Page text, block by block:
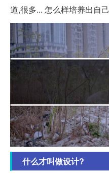
道,很多... 怎么样培养出自己
什么才叫做设计?